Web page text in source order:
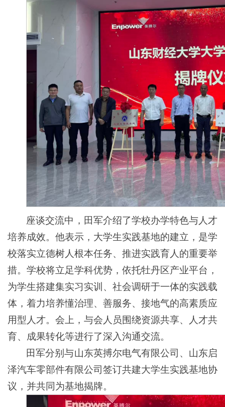
座谈交流中，田军介绍了学校办学特色与人才
培养成效。他表示，大学生实践基地的建立，是学
校落实立德树人根本任务、推进实践育人的重要举
措。学校将立足学科优势，依托牡丹区产业平台，
为学生搭建集实习实训、社会调研于一体的实践载
体，着力培养懂治理、善服务、接地气的高素质应
用型人才。会上，与会人员围绕资源共享、人才共
育、成果转化等进行了深入沟通交流。
田军分别与山东英搏尔电气有限公司、山东启
泽汽车零部件有限公司签订共建大学生实践基地协
议，并共同为基地揭牌。